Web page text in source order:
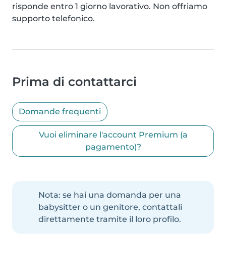
risponde entro 1 giorno lavorativo. Non offriamo
supporto telefonico.
Prima di contattarci
Domande frequenti
Vuoi eliminare l'account Premium (a
pagamento)?
Nota: se hai una domanda per una
babysitter o un genitore, contattali
direttamente tramite il loro profilo.